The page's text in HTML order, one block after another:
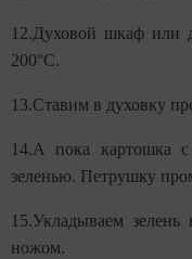
12.Духовой шкаф или
200°С.
13.Ставим в духовку
14.А пока картошка с
зеленью. Петрушку
15.Укладываем
ножом.